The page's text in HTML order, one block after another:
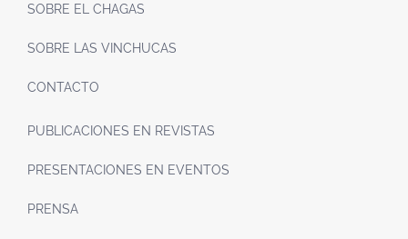
SOBRE EL CHAGAS
SOBRE LAS VINCHUCAS
CONTACTO
PUBLICACIONES EN REVISTAS
PRESENTACIONES EN EVENTOS
PRENSA